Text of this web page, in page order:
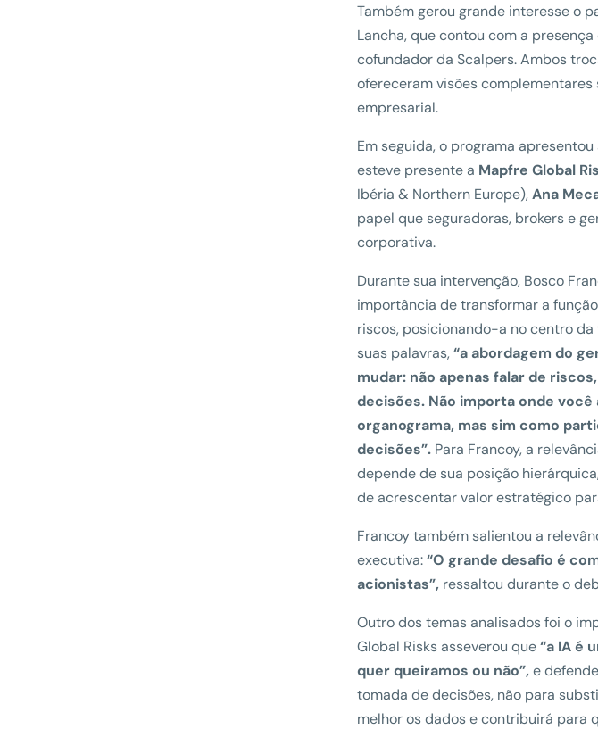
Também gerou grande interesse o
Lancha, que contou com a
cofundador da Scalpers. Ambos
ofereceram visões
empresarial.
Em seguida, o programa
esteve presente a Mapfre Global
Ibéria & Northern Europe),Ana
papel que seguradoras, brokers e
corporativa.
Durante sua intervenção, Bosco
importância de transformar a
riscos, posicionando-a no centro
suas palavras,“a abordagem do
mudar: não apenas falar de
decisões. Não importa onde você
organograma, mas sim como
decisões”. Para Francoy, a
depende de sua posição
de acrescentar valor estratégico
Francoy também salientou a
executiva:“O grande desafio é
acionistas”, ressaltou durante o
Outro dos temas analisados foi o
Global Risks asseverou que“a IA é
quer queiramos ou não”, e
tomada de decisões, não para
melhor os dados e contribuirá para